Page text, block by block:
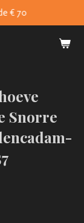
€ 70
Snorre